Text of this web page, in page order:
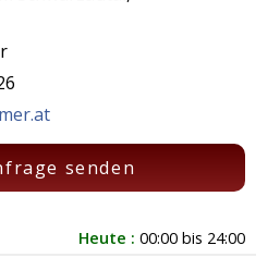
senden
Heute : 00:00 bis 24:00